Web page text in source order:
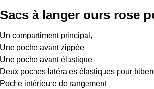
Sacs à langer ours rose
Un compartiment principal,
Une poche avant zippée
Une poche avant élastique
Deux poches latérales élastiques pour
Poche intérieure de rangement